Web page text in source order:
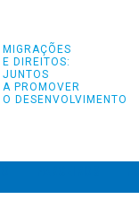
MIGRAÇÕES
E DIREITOS:
JUNTOS
A PROMOVER
O DESENVOLVIMENTO